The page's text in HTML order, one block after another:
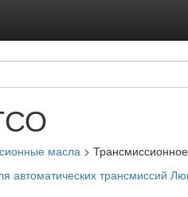
масла >
автоматических трансмиссий